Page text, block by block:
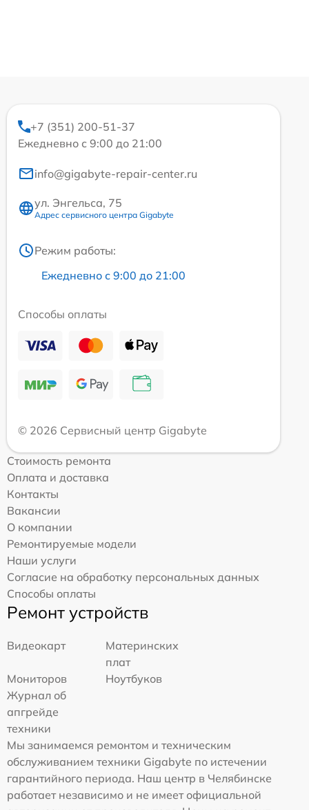
+7 (351) 200-51-37
Ежедневно с 9:00 до 21:00
info@gigabyte-repair-center.ru
ул. Энгельса, 75
Адрес сервисного центра Gigabyte
Режим работы:
Ежедневно с 9:00 до 21:00
Способы оплаты
© 2026 Сервисный центр Gigabyte
Стоимость ремонта
Оплата и доставка
Контакты
Вакансии
О компании
Ремонтируемые модели
Наши услуги
Согласие на обработку персональных данных
Способы оплаты
Ремонт устройств
Видеокарт
Материнских
плат
Мониторов
Ноутбуков
Журнал об
апгрейде
техники
Мы занимаемся ремонтом и техническим
обслуживанием техники Gigabyte по истечении
гарантийного периода. Наш центр в Челябинске
работает независимо и не имеет официальной